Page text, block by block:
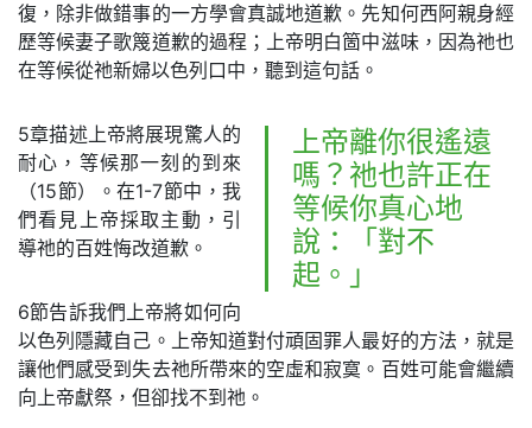
復，除非做錯事的一方學會真誠地道歉。先知何西阿親身經
歷等候妻子歌篾道歉的過程；上帝明白箇中滋味，因為祂也
在等候從祂新婦以色列口中，聽到這句話。
上帝離你很遙遠
嗎？祂也許正在
等候你真心地
說：「對不
起。」
5章描述上帝將展現驚人的
耐心，等候那一刻的到來
（15節）。在1-7節中，我
們看見上帝採取主動，引
導祂的百姓悔改道歉。
6節告訴我們上帝將如何向
以色列隱藏自己。上帝知道對付頑固罪人最好的方法，就是
讓他們感受到失去祂所帶來的空虛和寂寞。百姓可能會繼續
向上帝獻祭，但卻找不到祂。